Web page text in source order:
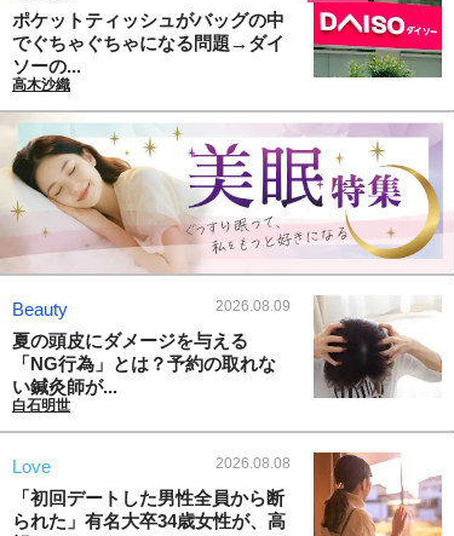
ポケットティッシュがバッグの中
でぐちゃぐちゃになる問題→ダイ
ソーの...
高木沙織
Beauty 2026.08.09
夏の頭皮にダメージを与える
「NG行為」とは？予約の取れな
い鍼灸師が...
白石明世
Love 2026.08.08
「初回デートした男性全員から断
られた」有名大卒34歳女性が、高